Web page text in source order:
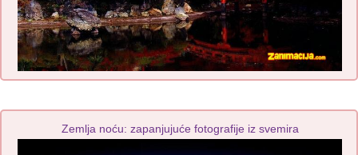
Zemlja noću: zapanjujuće fotografije iz svemira